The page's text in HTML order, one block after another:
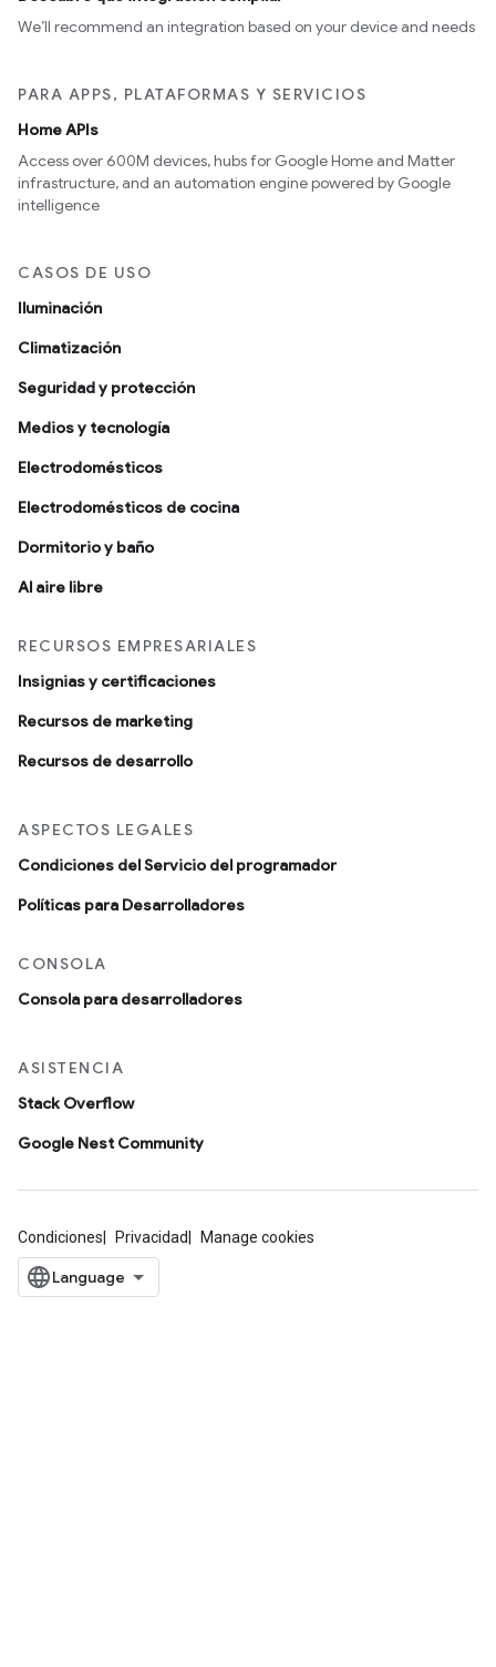
We’ll recommend an integration based on your device and needs
PARA APPS, PLATAFORMAS Y SERVICIOS
Home APIs
Access over 600M devices, hubs for Google Home and Matter
infrastructure, and an automation engine powered by Google
intelligence
CASOS DE USO
Iluminación
Climatización
Seguridad y protección
Medios y tecnología
Electrodomésticos
Electrodomésticos de cocina
Dormitorio y baño
Al aire libre
RECURSOS EMPRESARIALES
Insignias y certificaciones
Recursos de marketing
Recursos de desarrollo
ASPECTOS LEGALES
Condiciones del Servicio del programador
Políticas para Desarrolladores
CONSOLA
Consola para desarrolladores
ASISTENCIA
Stack Overflow
Google Nest Community
Condiciones Privacidad Manage cookies